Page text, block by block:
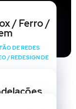
/ Ferro /
DE REDES
/REDESIGN DE